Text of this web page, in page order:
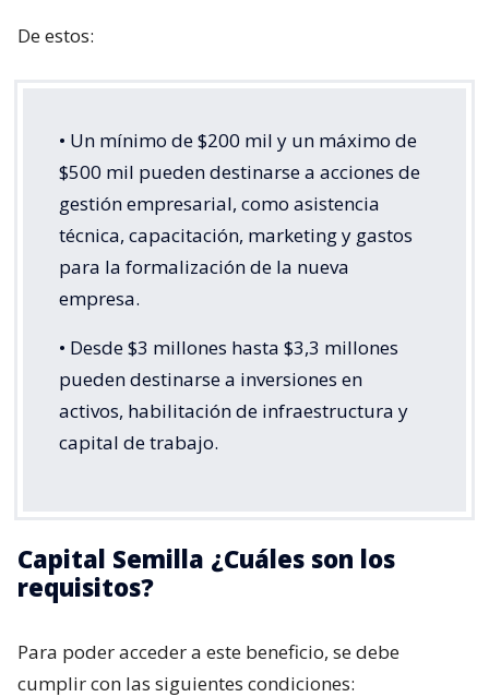
De estos:
• Un mínimo de $200 mil y un máximo de
$500 mil pueden destinarse a acciones de
gestión empresarial, como asistencia
técnica, capacitación, marketing y gastos
para la formalización de la nueva
empresa.
• Desde $3 millones hasta $3,3 millones
pueden destinarse a inversiones en
activos, habilitación de infraestructura y
capital de trabajo.
Capital Semilla ¿Cuáles son los
requisitos?
Para poder acceder a este beneficio, se debe
cumplir con las siguientes condiciones: